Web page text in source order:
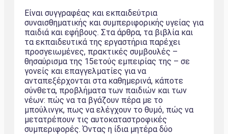
Είναι συγγραφέας και εκπαιδεύτρια
συναισθηματικής και συμπεριφορικής υγείας για
παιδιά και εφήβους. Στα άρθρα, τα βιβλία και
τα εκπαιδευτικά της εργαστήρια παρέχει
προσγειωμένες, πρακτικές συμβουλές –
θησαύρισμα της 15ετούς εμπειρίας της – σε
γονείς και επαγγελματίες για να
ανταπεξέρχονται στα καθημερινά, κάποτε
σύνθετα, προβλήματα των παιδιών και των
νέων: πώς να τα βγάζουν πέρα με το
μπούλινγκ, πως να ελέγχουν το θυμό, πώς να
μετατρέπουν τις αυτοκαταστροφικές
συμπεριφορές. Όντας η ίδια μητέρα δύο